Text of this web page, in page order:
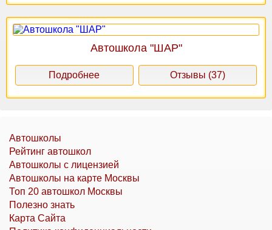
Автошкола "ШАР"
Подробнее Отзывы (37)
Автошколы
Рейтинг автошкол
Автошколы с лицензией
Автошколы на карте Москвы
Топ 20 автошкол Москвы
Полезно знать
Карта Сайта